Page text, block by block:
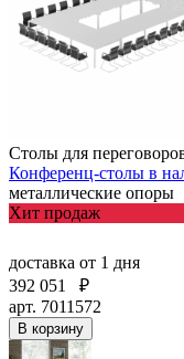
Столы для
Конференц-столы в
металлические опоры
Хит продаж
доставка от 1 дня
392 051
₽
арт. 7011572
В корзину